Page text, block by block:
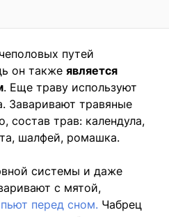
путей
он также является
. Еще траву используют
Заваривают травяные
состав трав: календула,
шалфей, ромашка.
системы и даже
с мятой,
пьют перед сном. Чабрец